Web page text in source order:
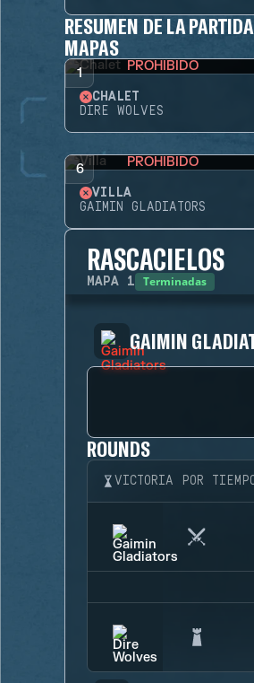
RESUMEN DE LA PARTIDA
MAPAS
1 PROHIBIDO
CHALET
DIRE WOLVES
6 PROHIBIDO
VILLA
GAIMIN GLADIATORS
RASCACIELOS
MAPA 1 Terminadas
GAIMIN
ROUNDS
VICTORIA POR